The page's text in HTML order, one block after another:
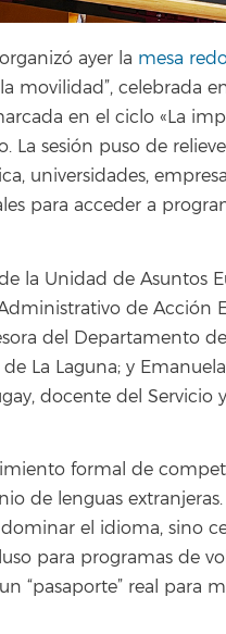
ayer la mesa
movilidad”, celebrada
en el ciclo «La
La sesión puso de
universidades,
para acceder a
la Unidad de Asuntos
de Acción
del Departamento
La Laguna; y
docente del Servicio
formal de
de lenguas extranjeras.
el idioma, sino
para programas de
“pasaporte” real para